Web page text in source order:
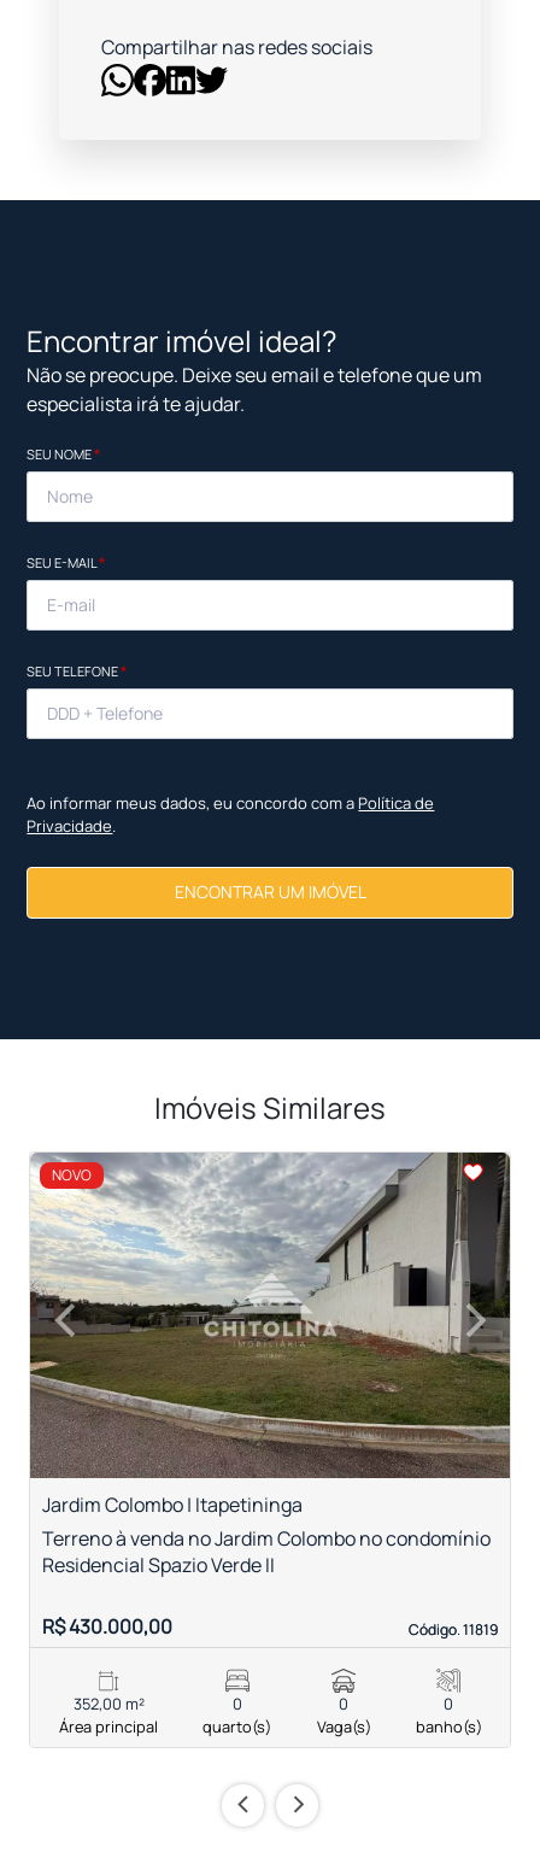
Compartilhar nas redes sociais
Encontrar imóvel ideal?
Não se preocupe. Deixe seu email e telefone que um
especialista irá te ajudar.
SEU NOME*
SEU E-MAIL*
SEU TELEFONE*
Ao informar meus dados, eu concordo com a Política de
Privacidade.
ENCONTRAR UM IMÓVEL
Imóveis Similares
NOVO
<<<<
‹Previous ›
Next
Jardim Colombo | Itapetininga
Código. 11819
Código. 11819
Terreno à venda no Jardim Colombo no condomínio
Residencial Spazio Verde II
R$ 430.000,00
352,00 m²
Área principal
0
quarto(s)
0
Vaga(s)
0
banho(s)
‹ ›